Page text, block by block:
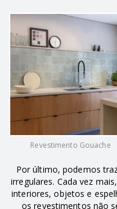
Revestimento Gouache
Por último, podemos
irregulares. Cada vez
interiores, objetos e
os revestimentos não